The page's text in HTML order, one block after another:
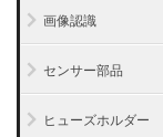
画像認識
センサー部品
ヒューズホルダー